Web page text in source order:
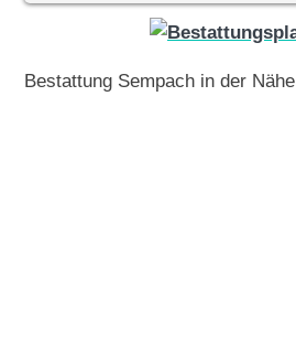
Bestattung Sempach in der Nähe